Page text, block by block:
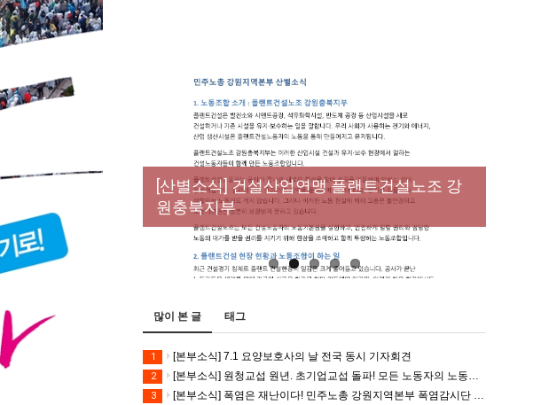
[성명] 막을 수 있었던 죽음, HL만도가 책임져
라 : 청년노동자 사망사고의 철저한 진상규명
과 재발방지 대책 마련하라
[산별소식] 건설산업연맹 플랜트건설노조 강
원충북지부
[강릉,속초,원주,춘천] 폭염감시단 사업 이모저
모
[조합원☆인터뷰] 서비스연맹 전국학교비정
규직노동조합 강원지부 김유미 춘천지회장
[본부소식] 강원지역 노동자 합창단 모임
많이 본 글 태그
1 [본부소식] 7.1 요양보호사의 날 전국 동시 기자회견
2 [본부소식] 원청교섭 원년. 초기업교섭 돌파! 모든 노동자의 노동기본권 쟁취! 민주노총 7.15 총파업대회
3 [본부소식] 폭염은 재난이다! 민주노총 강원지역본부 폭염감시단 선포 기자회견